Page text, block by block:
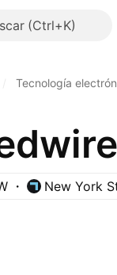
Tecnología
New York